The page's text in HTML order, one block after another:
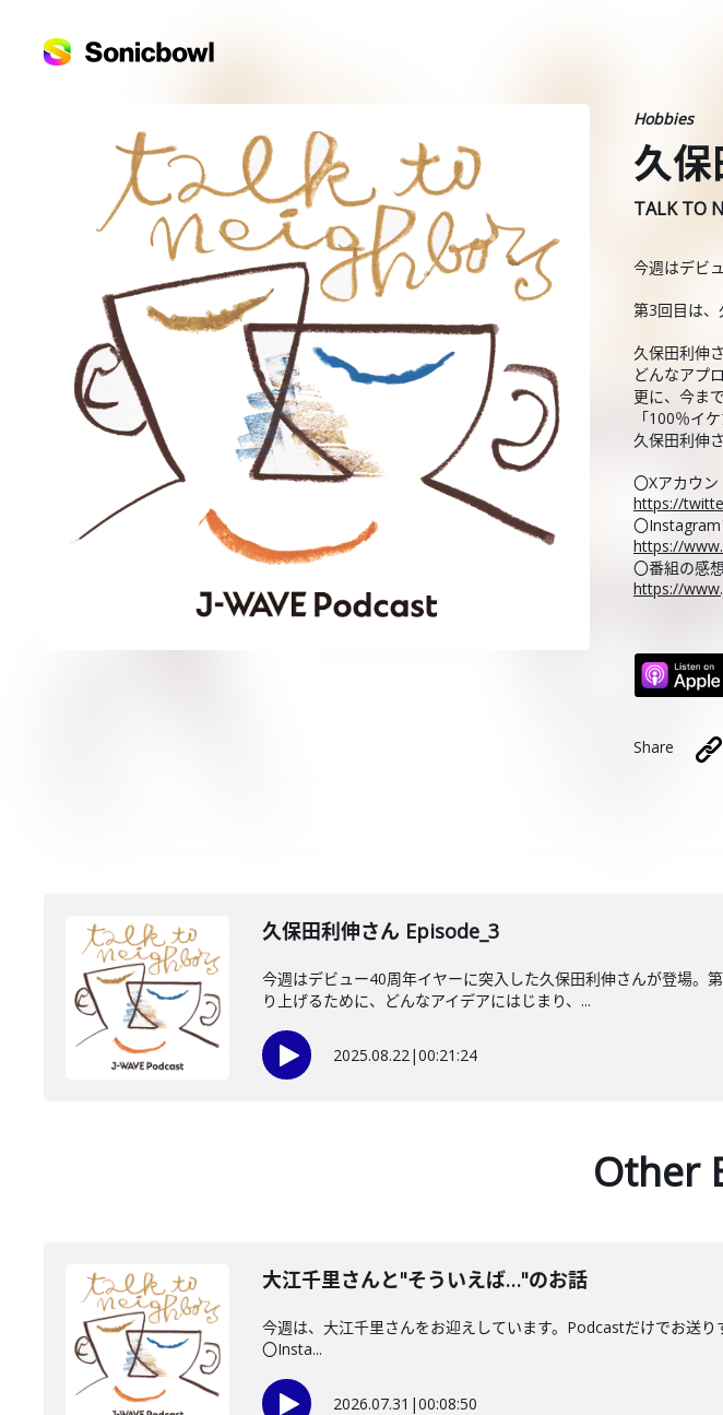
Hobbies
久
TALK TO
今週はデビ
第3回目は、
久保田利伸
どんなアプ
更に、今ま
「100％イ
久保田利伸
〇Xアカウン
https://
〇Instagram
https://
〇番組の感
https://
Share
久保田利伸さん Episode_3
今週はデビュー40周年イヤーに突入した久保田利伸さんが登場。
り上げるために、どんなアイデアにはじまり、...
2025.08.22|00:21:24
Other
大江千里さんと"そういえば…"のお話
今週は、大江千里さんをお迎えしています。Podcastだけでお送
〇Insta...
2026.07.31 |00:08:50